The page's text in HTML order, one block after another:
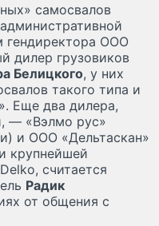
самосвалов
гендиректора ООО
дилер грузовиков
Белицкого, у них
такого типа и
Еще два дилера,
— «Вэлмо рус»
и ООО «Дельтаскан»
крупнейшей
считается
Радик
от общения с